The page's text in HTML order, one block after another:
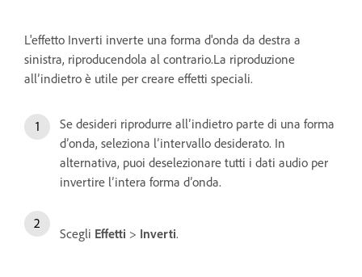
L'effetto Inverti inverte una forma d'onda da destra a
sinistra, riproducendola al contrario.La riproduzione
all’indietro è utile per creare effetti speciali.
Se desideri riprodurre all’indietro parte di una forma
d’onda, seleziona l’intervallo desiderato. In
alternativa, puoi deselezionare tutti i dati audio per
invertire l’intera forma d’onda.
Scegli Effetti > Inverti.